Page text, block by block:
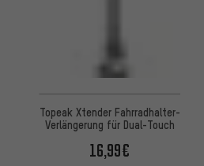
Topeak Xtender Fahrradhalter-
Verlängerung für Dual-Touch
16,99€